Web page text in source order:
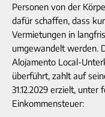
Personen von der
dafür schaffen, dass
Vermietungen in
umgewandelt werden.
Alojamento Local-
überführt, zahlt auf
31.12.2029 erzielt,
Einkommensteuer: